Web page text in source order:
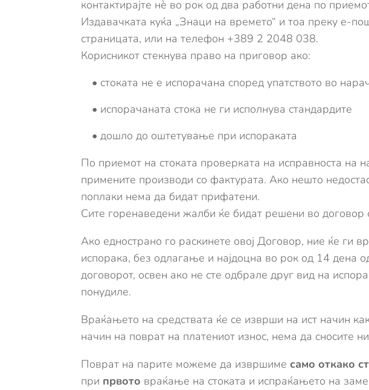
контактирајте нѐ во рок од два работни дена по
Издавачката куќа „Знаци на времето“ и тоа преку е-
страницата, или на телефон +389 2 2048 038.
Корисникот стекнува право на приговор ако:
• стоката не е испорачана според упатството во
• испорачаната стока не ги исполнува стандардите
• дошло до оштетување при испораката
По приемот на стоката проверката на исправноста на
примените производи со фактурата. Ако нешто
поплаки нема да бидат прифатени.
Сите горенаведени жалби ќе бидат решени во договор
Ако еднострано го раскинете овој Договор, ние ќе ги
испорака, без одлагање и најдоцна во рок од 14 дена
договорот, освен ако не сте одбрале друг вид на
понудиле.
Враќањето на средствата ќе се изврши на ист начин
начин на поврат на платениот износ, нема да сносите
Поврат на парите можеме да извршимесамо откако
при првото враќање на стоката и испраќањето на